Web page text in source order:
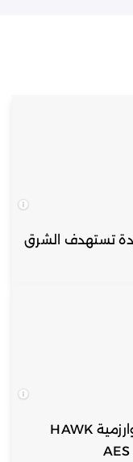
تستهدف الشرق
نموذج Claude يكتشف ثغرة في خوارزمية HAWK